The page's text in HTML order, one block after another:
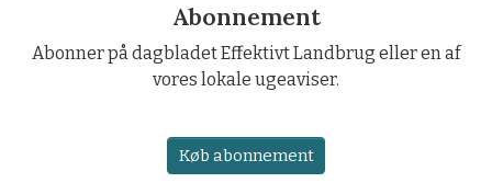
Abonnement
Abonner på dagbladet Effektivt Landbrug eller en af
vores lokale ugeaviser.
Køb abonnement